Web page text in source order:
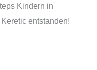
Kindern in
entstanden!